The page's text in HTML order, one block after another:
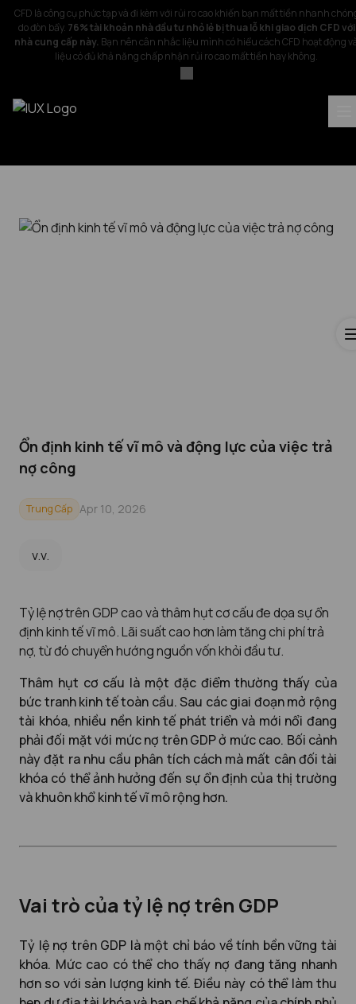
CFD là công cụ phức tạp và đi kèm với rủi ro cao khiến bạn mất tiền nhanh
do đòn bẩy. 76% tài khoản nhà đầu tư nhỏ lẻ bị thua lỗ khi giao dịch CFD với
nhà cung cấp này. Bạn nên cân nhắc liệu mình có hiểu cách CFD hoạt động
liệu có đủ khả năng chấp nhận rủi ro cao mất tiền hay không.
Ổn định kinh tế vĩ mô và động lực của việc trả
nợ công
Trung Cấp Apr 10, 2026
v.v.
Tỷ lệ nợ trên GDP cao và thâm hụt cơ cấu đe dọa sự ổn
định kinh tế vĩ mô. Lãi suất cao hơn làm tăng chi phí trả
nợ, từ đó chuyển hướng nguồn vốn khỏi đầu tư.
Thâm hụt cơ cấu là một đặc điểm thường thấy của
bức tranh kinh tế toàn cầu. Sau các giai đoạn mở rộng
tài khóa, nhiều nền kinh tế phát triển và mới nổi đang
phải đối mặt với mức nợ trên GDP ở mức cao. Bối cảnh
này đặt ra nhu cầu phân tích cách mà mất cân đối tài
khóa có thể ảnh hưởng đến sự ổn định của thị trường
và khuôn khổ kinh tế vĩ mô rộng hơn.
Vai trò của tỷ lệ nợ trên GDP
Tỷ lệ nợ trên GDP là một chỉ báo về tính bền vững tài
khóa. Mức cao có thể cho thấy nợ đang tăng nhanh
hơn so với sản lượng kinh tế. Điều này có thể làm thu